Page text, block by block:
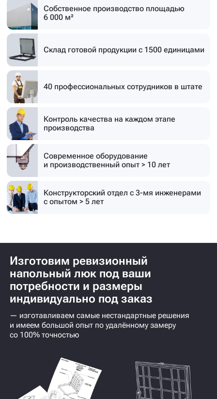
Собственное производство площадью
6 000 м²
Склад готовой продукции с 1500 единицами
40 профессиональных сотрудников в штате
Контроль качества на каждом этапе
производства
Современное оборудование
и производственный опыт > 10 лет
Конструкторский отдел с 3-мя инженерами
с опытом > 5 лет
Изготовим ревизионный
напольный люк под ваши
потребности и размеры
индивидуально под заказ
— изготавливаем самые нестандартные решения
и имеем большой опыт по удалённому замеру
со 100% точностью